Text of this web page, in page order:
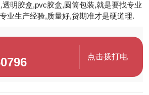
明胶盒,pvc胶盒,圆筒包装,就是要找专业
业生产经验,质量好,货期准才是硬道理.
点击拨打电